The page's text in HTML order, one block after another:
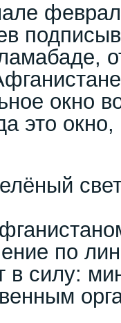
окно
это
по
в силу: